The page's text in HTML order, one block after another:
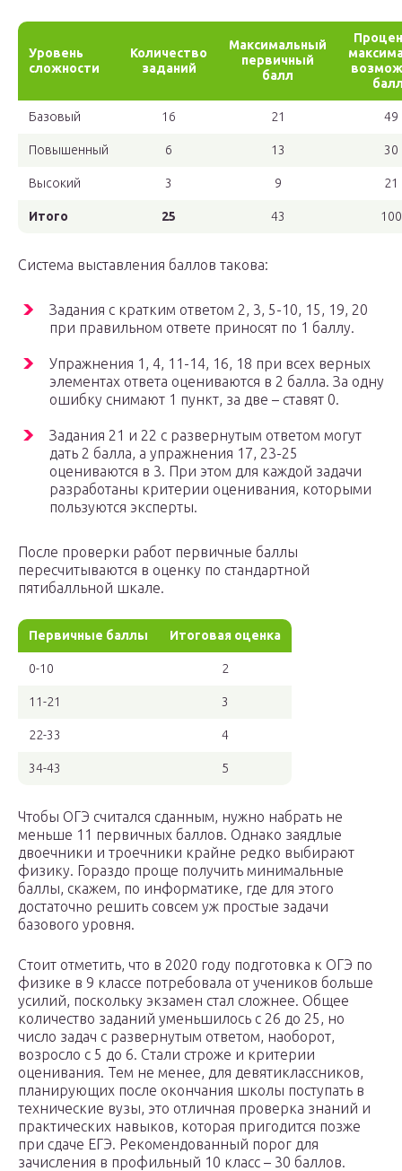
Уровень
сложности
Количество
заданий
Максимальный
первичный
балл
Базовый 16 21 49
Повышенный 6 13 30
Высокий 3 9 21
Итого 25 43 100
Система выставления баллов такова:
Задания с кратким ответом 2, 3, 5-10, 15, 19, 20
при правильном ответе приносят по 1 баллу.
Упражнения 1, 4, 11-14, 16, 18 при всех верных
элементах ответа оцениваются в 2 балла. За одну
ошибку снимают 1 пункт, за две – ставят 0.
Задания 21 и 22 с развернутым ответом могут
дать 2 балла, а упражнения 17, 23-25
оцениваются в 3. При этом для каждой задачи
разработаны критерии оценивания, которыми
пользуются эксперты.
После проверки работ первичные баллы
пересчитываются в оценку по стандартной
пятибалльной шкале.
Первичные баллы Итоговая оценка
0-10 2
11-21 3
22-33 4
34-43 5
Чтобы ОГЭ считался сданным, нужно набрать не
меньше 11 первичных баллов. Однако заядлые
двоечники и троечники крайне редко выбирают
физику. Гораздо проще получить минимальные
баллы, скажем, по информатике, где для этого
достаточно решить совсем уж простые задачи
базового уровня.
Стоит отметить, что в 2020 году подготовка к ОГЭ по
физике в 9 классе потребовала от учеников больше
усилий, поскольку экзамен стал сложнее. Общее
количество заданий уменьшилось с 26 до 25, но
число задач с развернутым ответом, наоборот,
возросло с 5 до 6. Стали строже и критерии
оценивания. Тем не менее, для девятиклассников,
планирующих после окончания школы поступать в
технические вузы, это отличная проверка знаний и
практических навыков, которая пригодится позже
при сдаче ЕГЭ. Рекомендованный порог для
зачисления в профильный 10 класс – 30 баллов.